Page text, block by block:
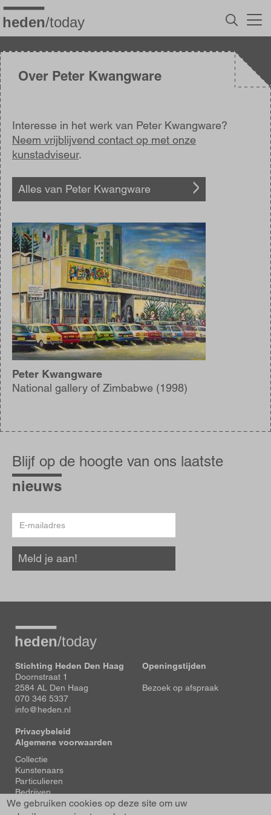
Overslaan
en
naar
inhoud
gaanOver Peter Kwangware
Interesse in het werk van Peter Kwangware?
Neem vrijblijvend contact op met onze
kunstadviseur.
Alles van Peter Kwangware
Afbeelding
Peter Kwangware
National gallery of Zimbabwe (1998)
op
de
hoogte
Blijf op de hoogte van ons laatste
nieuws
mailadres
Meld je aan!
Stichting Heden Den Haag
Doornstraat 1
2584 AL Den Haag
070 346 5337
info@heden.nl
Privacybeleid
Algemene voorwaarden
Openingstijden
Bezoek op afspraak
Voet
Collectie
Kunstenaars
Particulieren
Bedrijven
Tentoonstellingen
We gebruiken cookies op deze site om uw